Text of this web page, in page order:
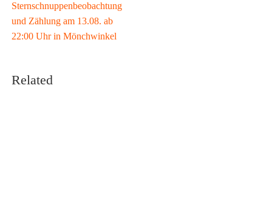
Sternschnuppenbeobachtung
und Zählung am 13.08. ab
22:00 Uhr in Mönchwinkel
Related